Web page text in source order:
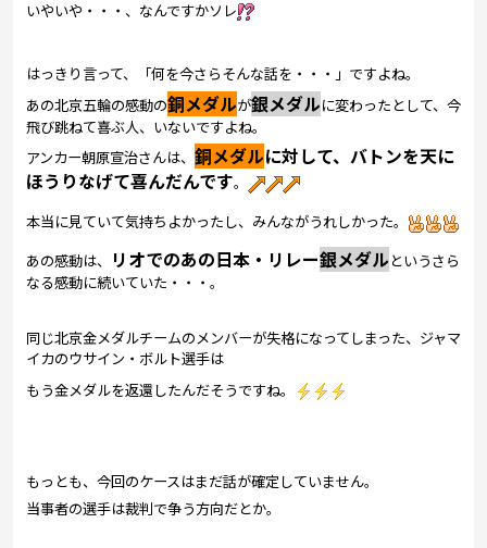
いやいや・・・、なんですかソレ
はっきり言って、「何を今さらそんな話を・・・」ですよね。
あの北京五輪の感動の銅メダルが銀メダルに変わったとして、今
飛び跳ねて喜ぶ人、いないですよね。
アンカー朝原宣治さんは、 銅メダルに対して、バトンを天に
ほうりなげて喜んだんです。
本当に見ていて気持ちよかったし、みんながうれしかった。
あの感動は、 リオでのあの日本・リレー銀メダル というさら
なる感動に続いていた・・・。
同じ北京金メダルチームのメンバーが失格になってしまった、ジャマ
イカのウサイン・ボルト選手は
もう金メダルを返還したんだそうですね。
もっとも、今回のケースはまだ話が確定していません。
当事者の選手は裁判で争う方向だとか。